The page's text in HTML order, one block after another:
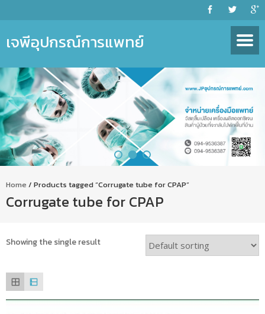
เจพีอุปกรณ์การแพทย์
Home / Products tagged “Corrugate tube for CPAP”
Corrugate tube for CPAP
Showing the single result